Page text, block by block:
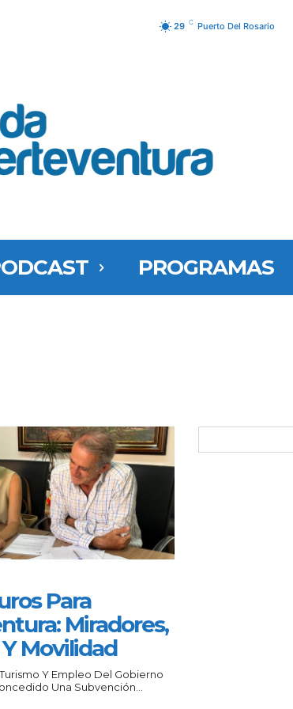
29 C Puerto Del Rosario
PROGRAMAS
Para
Miradores,
Y Movilidad
Y Empleo Del Gobierno
Una Subvención...